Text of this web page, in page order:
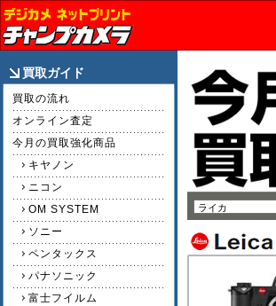
買取ガイド
買取の流れ
オンライン査定
今月の買取強化商品
キヤノン
ニコン
OM SYSTEM
ソニー
ペンタックス
パナソニック
富士フイルム